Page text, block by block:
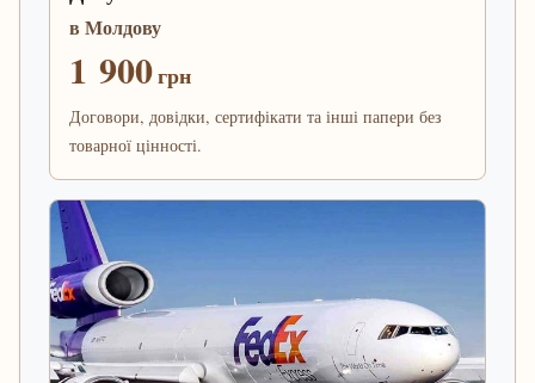
в Молдову
1 900грн
Договори, довідки, сертифікати та інші папери без
товарної цінності.